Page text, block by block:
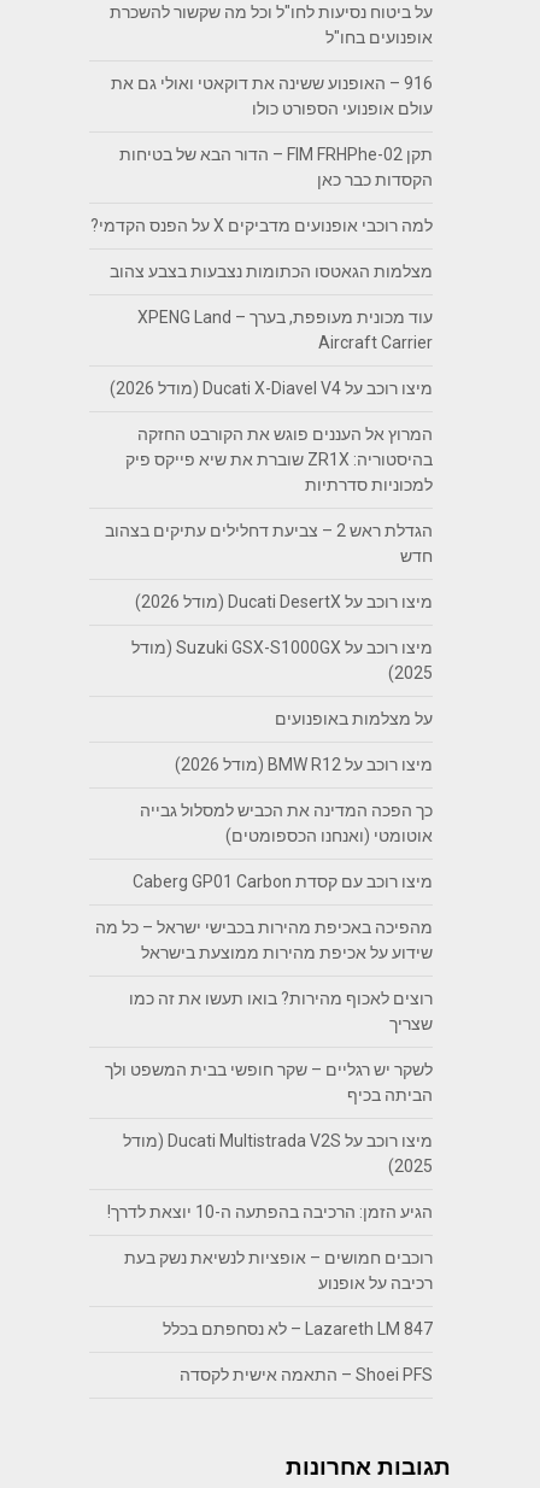
על ביטוח נסיעות לחו"ל וכל מה שקשור להשכרת
אופנועים בחו"ל
916 – האופנוע ששינה את דוקאטי ואולי גם את
עולם אופנועי הספורט כולו
תקן FIM FRHPhe-02 – הדור הבא של בטיחות
הקסדות כבר כאן
למה רוכבי אופנועים מדביקים X על הפנס הקדמי?
מצלמות הגאטסו הכתומות נצבעות בצבע צהוב
עוד מכונית מעופפת, בערך – XPENG Land
Aircraft Carrier
מיצו רוכב על Ducati X-Diavel V4 (מודל 2026)
המרוץ אל העננים פוגש את הקורבט החזקה
בהיסטוריה: ZR1X שוברת את שיא פייקס פיק
למכוניות סדרתיות
הגדלת ראש 2 – צביעת דחלילים עתיקים בצהוב
חדש
מיצו רוכב על Ducati DesertX (מודל 2026)
מיצו רוכב על Suzuki GSX-S1000GX (מודל
2025)
על מצלמות באופנועים
מיצו רוכב על BMW R12 (מודל 2026)
כך הפכה המדינה את הכביש למסלול גבייה
אוטומטי (ואנחנו הכספומטים)
מיצו רוכב עם קסדת Caberg GP01 Carbon
מהפיכה באכיפת מהירות בכבישי ישראל – כל מה
שידוע על אכיפת מהירות ממוצעת בישראל
רוצים לאכוף מהירות? בואו תעשו את זה כמו
שצריך
לשקר יש רגליים – שקר חופשי בבית המשפט ולך
הביתה בכיף
מיצו רוכב על Ducati Multistrada V2S (מודל
2025)
הגיע הזמן: הרכיבה בהפתעה ה-10 יוצאת לדרך!
רוכבים חמושים – אופציות לנשיאת נשק בעת
רכיבה על אופנוע
Lazareth LM 847 – לא נסחפתם בכלל
Shoei PFS – התאמה אישית לקסדה
תגובות אחרונות